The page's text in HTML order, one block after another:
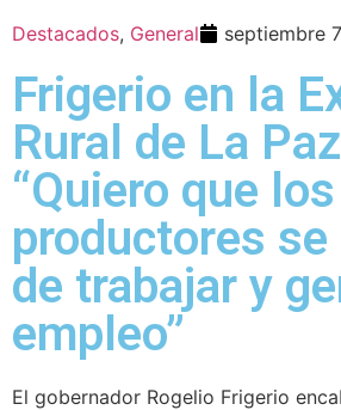
Destacados, General septiembre
Frigerio en la
Rural de La
“Quiero que los
productores se
de trabajar y
empleo”
El gobernador Rogelio Frigerio